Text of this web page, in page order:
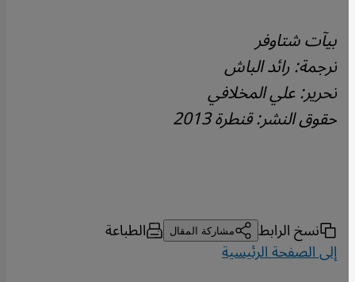
بيآت شتاوفر
ترجمة: رائد الباش
تحرير: علي المخلافي
حقوق النشر: قنطرة 2013
نسخ الرابط مشاركة المقال الطباعة
إلى الصفحة الرئيسية